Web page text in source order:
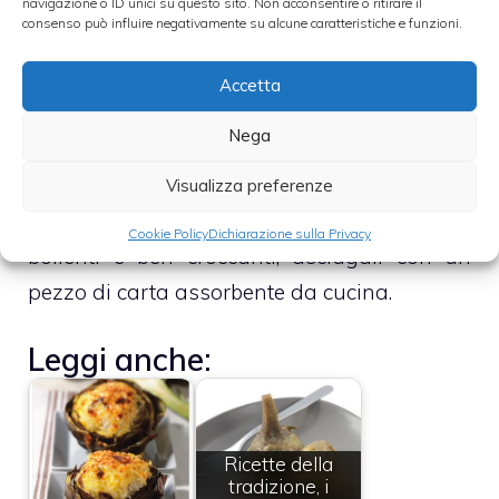
consenso può influire negativamente su alcune caratteristiche e funzioni.
Accetta
Nega
Visualizza preferenze
Cookie PolicyDichiarazione sulla Privacy
fiamma moderatissima, cuoci i carciofi per
circa 20 minuti rivoltandoli di quando in
bollenti e ben croccanti, asciugali con un
pezzo di carta assorbente da cucina.
Leggi anche:
Ricette della
tradizione, i